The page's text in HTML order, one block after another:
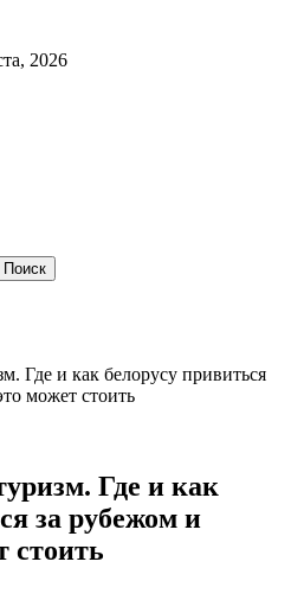
2026
Где и как белорусу привиться
может стоить
Где и как
за рубежом и
стоить